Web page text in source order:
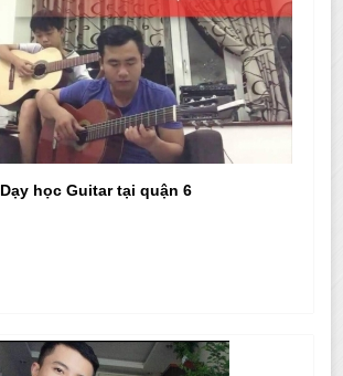
Dạy học Guitar tại quận 6